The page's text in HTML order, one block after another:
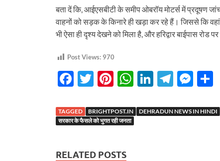
बता दें कि, आईएसबीटी के समीप ओबरॉय मोटर्स में प्रदूषण
वाहनों को सड़क के किनारे ही खड़ा कर रहे हैं। जिससे कि
भी ऐसा ही दृश्य देखने को मिला है, और हरिद्वार बाईपास रोड
Post Views: 970
F
e
b
T
itt
er
Pi
er
es
W
at
s
Li
k
T
e
M
se
TAGGED BRIGHTPOST.IN DEHRADUN NEWS IN HINDI
सरकार के फैसले को भुगत रही जनता
RELATED POSTS